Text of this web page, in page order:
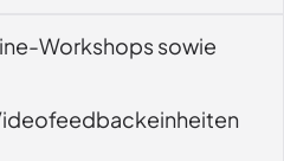
Workshops sowie